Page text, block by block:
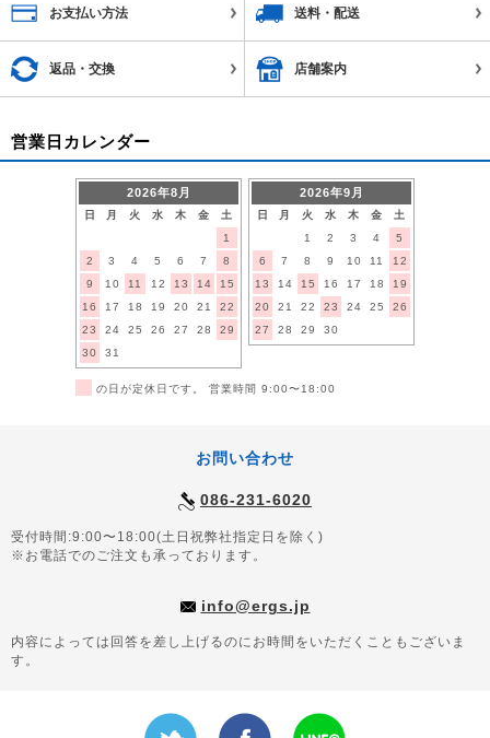
お支払い方法 送料・配送
返品・交換 店舗案内
営業日カレンダー
2026年8月
日 月 火 水 木 金
土
1
2
3 4 5 6 7
8
9
10 11 12 13 14
15
16
17 18 19 20 21
22
23
24 25 26 27 28
29
30
31
2026年9月
日 月 火 水 木 金
土
1
2 3 4
5
6
7 8 9 10 11
12
13
14 15 16 17 18
19
20
21 22 23 24 25
26
27
28 29 30
の日が定休日です。 営業時間 9:00〜18:00
お問い合わせ
086-231-6020
受付時間:9:00〜18:00(土日祝弊社指定日を除く)
※お電話でのご注文も承っております。
info@ergs.jp
内容によっては回答を差し上げるのにお時間をいただくこともございま
す。